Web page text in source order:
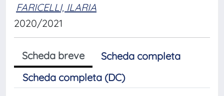
FARICELLI, ILARIA
2020/2021
Scheda breve
Scheda completa
Scheda completa (DC)